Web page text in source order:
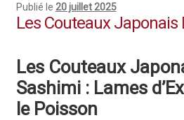
Publié le 20 juillet 2025
Les Couteaux Japonais
Les Couteaux
Sashimi : Lames
le Poisson